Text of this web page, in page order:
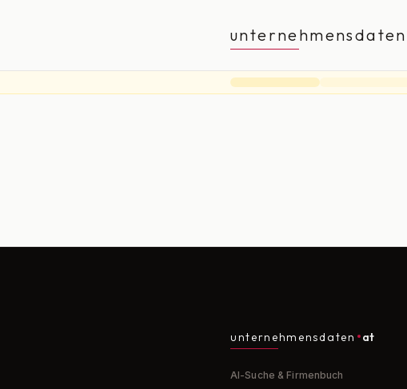
unternehmensdaten
unternehmensdaten at
AI-Suche & Firmenbuch